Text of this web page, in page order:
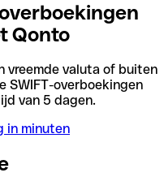
Qonto
vreemde valuta of buiten
SWIFT-overboekingen
van 5 dagen.
in minuten